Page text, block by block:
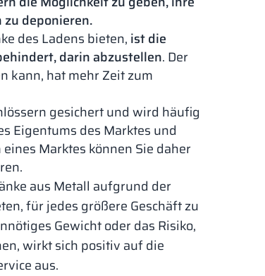
zu deponieren.
des Ladens bieten, ist die
darin abzustellen. Der
kann, hat mehr Zeit zum
gesichert und wird häufig
Eigentums des Marktes und
Marktes können Sie daher
aus Metall aufgrund der
für jedes größere Geschäft zu
Gewicht oder das Risiko,
wirkt sich positiv auf die
aus.